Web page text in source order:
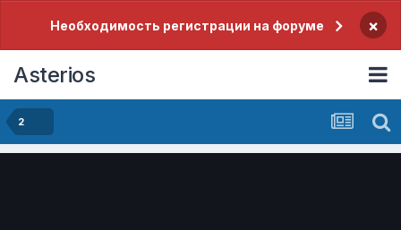
Необходимость регистрации на форуме ×
Asterios
2